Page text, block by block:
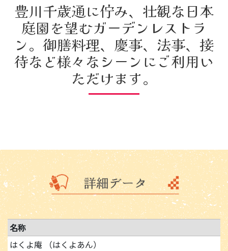
豊川千歳通に佇み、壮観な日本
庭園を望むガーデンレストラ
ン。御膳料理、慶事、法事、接
待など様々なシーンにご利用い
ただけます。
名称
はくよ庵 （はくよあん）